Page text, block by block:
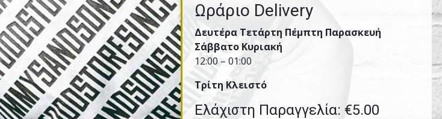
Ωράριο Delivery
Δευτέρα Τετάρτη Πέμπτη Παρασκευή
Σάββατο Κυριακή
12:00 – 01:00
Τρίτη Kλειστό
Ελάχιστη Παραγγελία: €5.00